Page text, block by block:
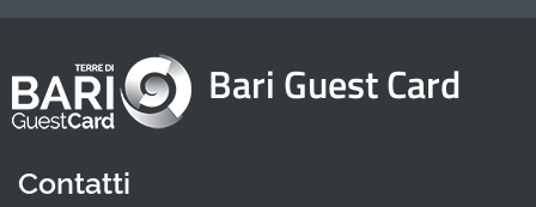
Attrattori
Eventi
Itinerari
Bari Guest Card
Contatti